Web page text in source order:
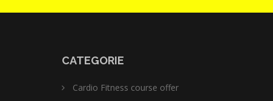
CATEGORIE
Cardio Fitness course offer